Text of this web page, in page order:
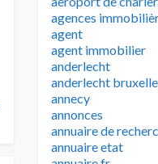
agences
agent
agent immobilier
anderlecht
anderlecht
annecy
annonces
annuaire de
annuaire etat